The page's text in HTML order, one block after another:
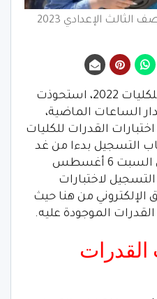
الإعدادي 2023
مواعيد اختبارات القدرات للكليات 2022، استحوذت
الساعات الماضية،
القدرات للكليات
باب التسجيل بدءا من غد
الاثنين 25 يوليو 2022 وحتى السبت 6 أغسطس
التسجيل لاختبارات
الإلكتروني من هنا حيث
الموجودة عليه.
القدرات